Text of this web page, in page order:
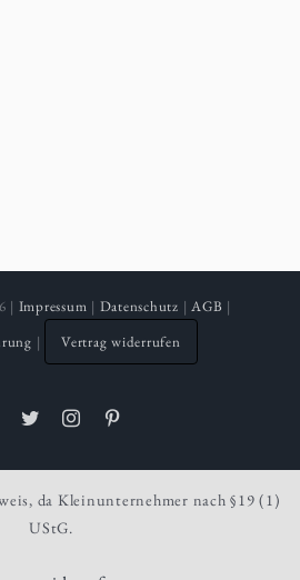
| Impressum | Datenschutz |AGB |
| Vertrag widerrufen
Facebook
TwitterInstagram
da Kleinunternehmer nach §19 (1)
UStG.